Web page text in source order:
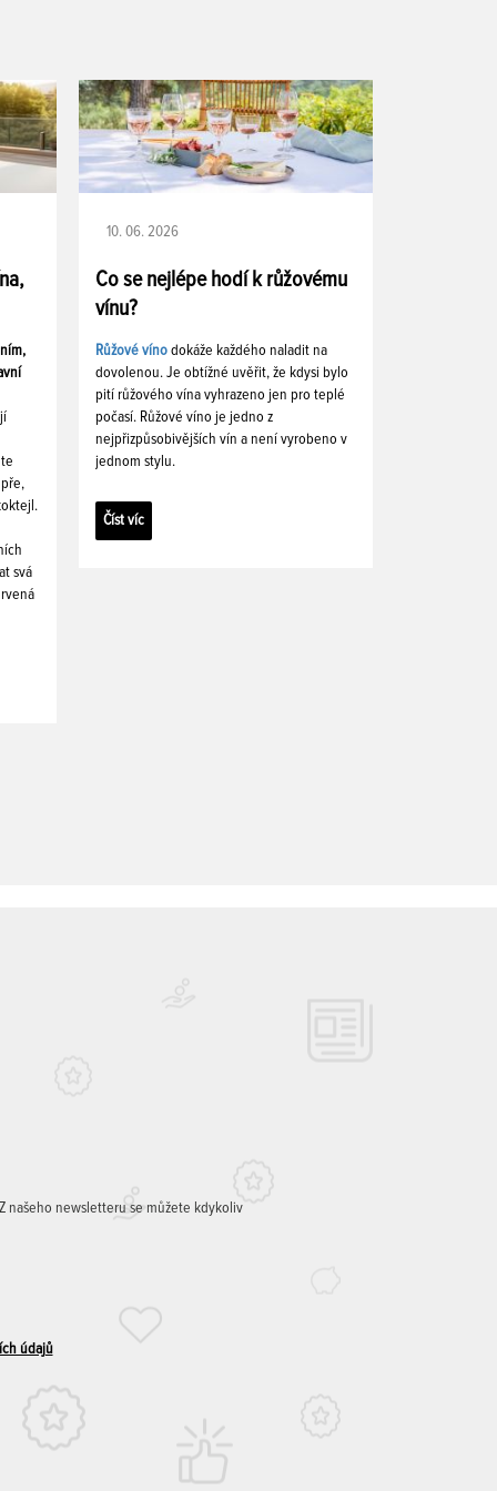
svá
10. 06. 2026
Co se nejlépe hodí k růžovému
vínu?
Růžové víno dokáže každého naladit na
dovolenou. Je obtížné uvěřit, že kdysi bylo
pití růžového vína vyhrazeno jen pro teplé
počasí. Růžové víno je jedno z
nejpřizpůsobivějších vín a není vyrobeno v
jednom stylu.
Číst víc
našeho newsletteru se můžete kdykoliv
údajů